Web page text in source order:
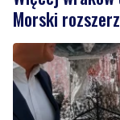
Morski